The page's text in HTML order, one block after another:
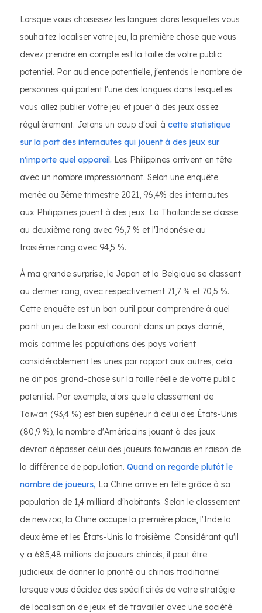
Lorsque vous choisissez les langues dans lesquelles vous
souhaitez localiser votre jeu, la première chose que vous
devez prendre en compte est la taille de votre public
potentiel. Par audience potentielle, j'entends le nombre de
personnes qui parlent l'une des langues dans lesquelles
vous allez publier votre jeu et jouer à des jeux assez
régulièrement. Jetons un coup d'oeil à cette statistique
sur la part des internautes qui jouent à des jeux sur
n'importe quel appareil. Les Philippines arrivent en tête
avec un nombre impressionnant. Selon une enquête
menée au 3ème trimestre 2021, 96,4% des internautes
aux Philippines jouent à des jeux. La Thaïlande se classe
au deuxième rang avec 96,7 % et l'Indonésie au
troisième rang avec 94,5 %.
À ma grande surprise, le Japon et la Belgique se classent
au dernier rang, avec respectivement 71,7 % et 70,5 %.
Cette enquête est un bon outil pour comprendre à quel
point un jeu de loisir est courant dans un pays donné,
mais comme les populations des pays varient
considérablement les unes par rapport aux autres, cela
ne dit pas grand-chose sur la taille réelle de votre public
potentiel. Par exemple, alors que le classement de
Taïwan (93,4 %) est bien supérieur à celui des États-Unis
(80,9 %), le nombre d'Américains jouant à des jeux
devrait dépasser celui des joueurs taïwanais en raison de
la différence de population. Quand on regarde plutôt le
nombre de joueurs, La Chine arrive en tête grâce à sa
population de 1,4 milliard d'habitants. Selon le classement
de newzoo, la Chine occupe la première place, l'Inde la
deuxième et les États-Unis la troisième. Considérant qu'il
y a 685,48 millions de joueurs chinois, il peut être
judicieux de donner la priorité au chinois traditionnel
lorsque vous décidez des spécificités de votre stratégie
de localisation de jeux et de travailler avec une société